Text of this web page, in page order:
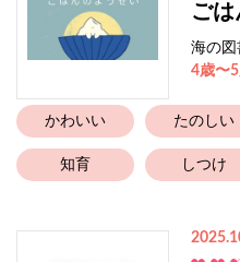
ご
海の図
4歳〜
かわいい たのしい
知育 しつけ